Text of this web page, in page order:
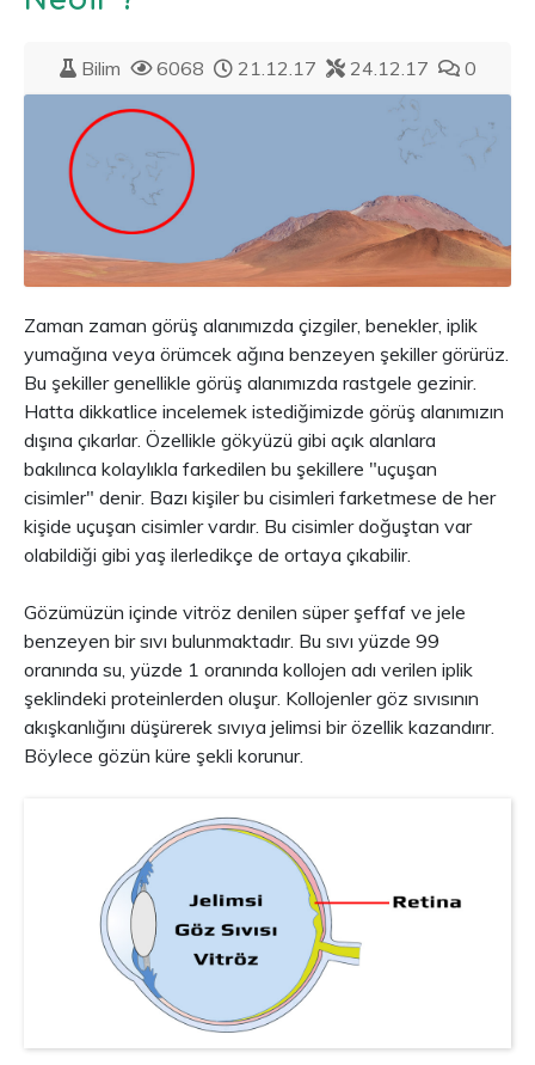
Bilim 6068 21.12.17 24.12.17 0
Zaman zaman görüş alanımızda çizgiler, benekler, iplik
yumağına veya örümcek ağına benzeyen şekiller görürüz.
Bu şekiller genellikle görüş alanımızda rastgele gezinir.
Hatta dikkatlice incelemek istediğimizde görüş alanımızın
dışına çıkarlar. Özellikle gökyüzü gibi açık alanlara
bakılınca kolaylıkla farkedilen bu şekillere "uçuşan
cisimler" denir. Bazı kişiler bu cisimleri farketmese de her
kişide uçuşan cisimler vardır. Bu cisimler doğuştan var
olabildiği gibi yaş ilerledikçe de ortaya çıkabilir.
Gözümüzün içinde vitröz denilen süper şeffaf ve jele
benzeyen bir sıvı bulunmaktadır. Bu sıvı yüzde 99
oranında su, yüzde 1 oranında kollojen adı verilen iplik
şeklindeki proteinlerden oluşur. Kollojenler göz sıvısının
akışkanlığını düşürerek sıvıya jelimsi bir özellik kazandırır.
Böylece gözün küre şekli korunur.